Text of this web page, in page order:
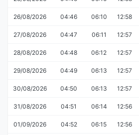
26/08/2026 04:46 06:10 12:58
27/08/2026 04:47 06:11 12:57
28/08/2026 04:48 06:12 12:57
29/08/2026 04:49 06:13 12:57
30/08/2026 04:50 06:13 12:57
31/08/2026 04:51 06:14 12:56
01/09/2026 04:52 06:15 12:56